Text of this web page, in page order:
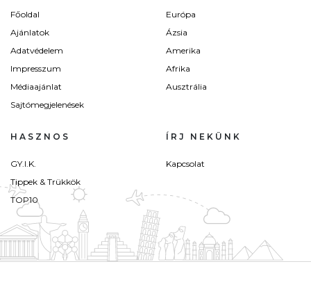
Főoldal
Ajánlatok
Adatvédelem
Impresszum
Médiaajánlat
Sajtómegjelenések
Európa
Ázsia
Amerika
Afrika
Ausztrália
HASZNOS
GY.I.K.
Tippek & Trükkök
TOP10
ÍRJ NEKÜNK
Kapcsolat